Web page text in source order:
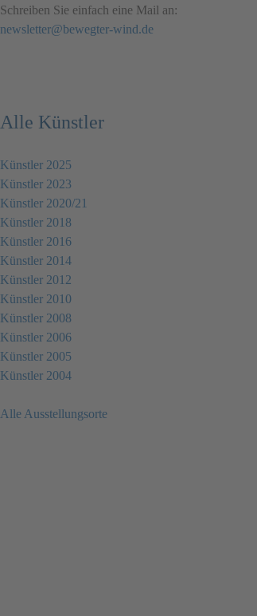
Schreiben Sie einfach eine Mail an:
newsletter@bewegter-wind.de
Alle Künstler
Künstler 2025
Künstler 2023
Künstler 2020/21
Künstler 2018
Künstler 2016
Künstler 2014
Künstler 2012
Künstler 2010
Künstler 2008
Künstler 2006
Künstler 2005
Künstler 2004
Alle Ausstellungsorte